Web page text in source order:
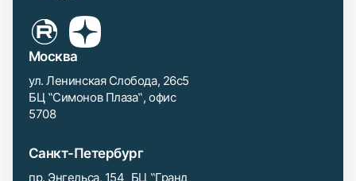
Москва
ул. Ленинская Слобода, 26с5
БЦ ‟Симонов Плаза‟, офис
5708
Санкт-Петербург
пр. Энгельса, 154 БЦ ‟Гранд